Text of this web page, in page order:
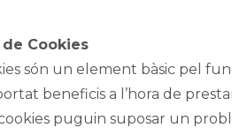
Cookies
són un element bàsic pel
beneficis a l’hora de
puguin suposar un